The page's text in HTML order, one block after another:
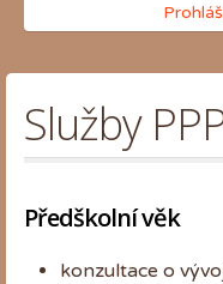
Služby
Předškolní věk
konzultace o